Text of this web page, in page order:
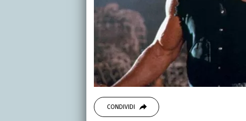
CONDIVIDI